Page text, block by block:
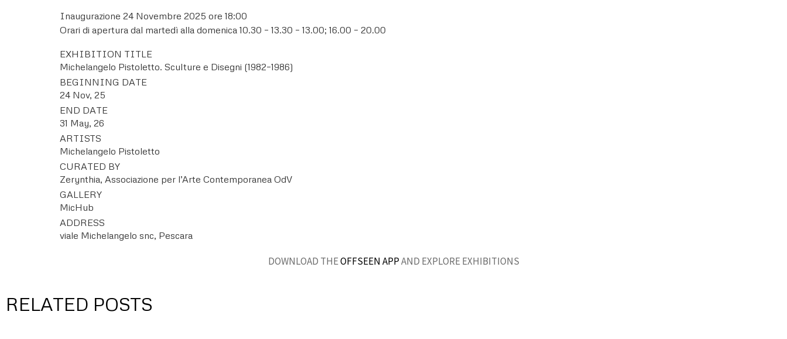
Inaugurazione 24 Novembre 2025 ore 18:00
Orari di apertura dal martedì alla domenica 10.30 – 13.30 – 13.00; 16.00 – 20.00
EXHIBITION TITLE
Michelangelo Pistoletto. Sculture e Disegni (1982–1986)
BEGINNING DATE
24 Nov, 25
END DATE
31 May, 26
ARTISTS
Michelangelo Pistoletto
CURATED BY
Zerynthia, Associazione per l’Arte Contemporanea OdV
GALLERY
MicHub
ADDRESS
viale Michelangelo snc, Pescara
DOWNLOAD THEOFFSEEN APPAND EXPLORE EXHIBITIONS
RELATED POSTS